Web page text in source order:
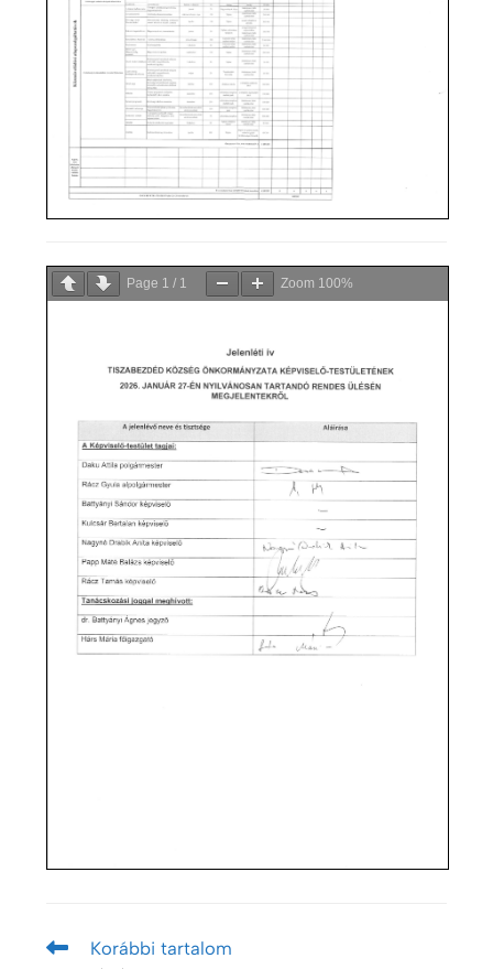
Page 1 / 1 Zoom 100%
Korábbi tartalom